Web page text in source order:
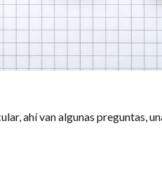
ahí van algunas preguntas,